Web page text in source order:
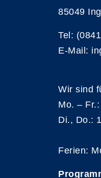
85049
Tel:
E-Mail:
Wir sind
Mo. –
Di., Do.:
Ferien: